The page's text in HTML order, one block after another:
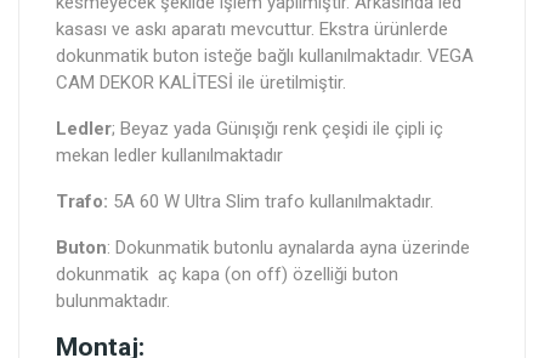
kasası ve askı aparatı mevcuttur. Ekstra ürünlerde
dokunmatik buton isteğe bağlı kullanılmaktadır. VEGA
CAM DEKOR KALİTESİ ile üretilmiştir.
Ledler; Beyaz yada Günışığı renk çeşidi ile çipli iç
mekan ledler kullanılmaktadır
Trafo: 5A 60 W Ultra Slim trafo kullanılmaktadır.
Buton: Dokunmatik butonlu aynalarda ayna üzerinde
dokunmatik aç kapa (on off) özelliği buton
bulunmaktadır.
Montaj: